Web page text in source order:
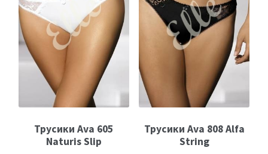
Трусики Ava 605
Naturis Slip
Трусики Ava 808 Alfa
String